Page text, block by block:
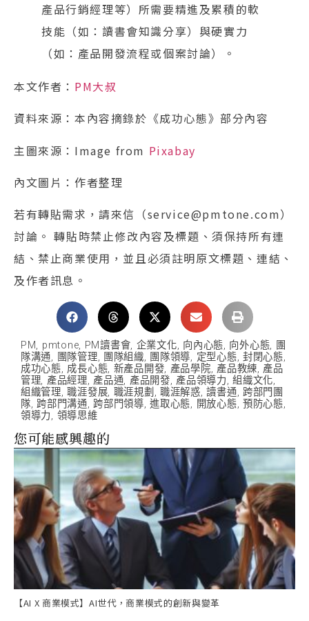
產品行銷經理等）所需要精進及累積的軟
技能（如：讀書會知識分享）與硬實力
（如：產品開發流程或個案討論）。
本文作者： PM大叔
資料來源：本內容摘錄於《成功心態》部分內容
主圖來源：Image from Pixabay
內文圖片：作者整理
若有轉貼需求，請來信（service@pmtone.com）
討論。 轉貼時禁止修改內容及標題、須保持所有連
結、禁止商業使用，並且必須註明原文標題、連結、
及作者訊息。
PM, pmtone, PM讀書會, 企業文化, 向內心態, 向外心態, 團
隊溝通, 團隊管理, 團隊組織, 團隊領導, 定型心態, 封閉心態,
成功心態, 成長心態, 新產品開發, 產品學院, 產品教練, 產品
管理, 產品經理, 產品通, 產品開發, 產品領導力,組織文化,
組織管理,職涯發展, 職涯規劃 ,職涯解惑,讀書通, 跨部門團
隊, 跨部門溝通, 跨部門領導,進取心態, 開放心態, 預防心態,
領導力, 領導思維
您可能感興趣的
【AI X 商業模式】AI世代，商業模式的創新與變革